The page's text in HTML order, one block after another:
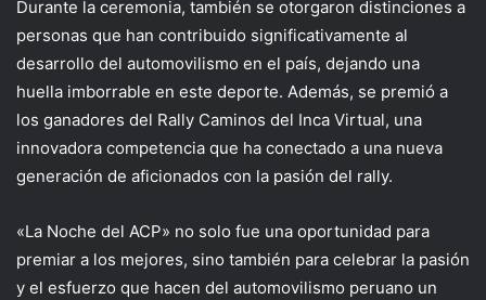
Durante la ceremonia, también se otorgaron distinciones a
personas que han contribuido significativamente al
desarrollo del automovilismo en el país, dejando una
huella imborrable en este deporte. Además, se premió a
los ganadores del Rally Caminos del Inca Virtual, una
innovadora competencia que ha conectado a una nueva
generación de aficionados con la pasión del rally.
«La Noche del ACP» no solo fue una oportunidad para
premiar a los mejores, sino también para celebrar la pasión
y el esfuerzo que hacen del automovilismo peruano un